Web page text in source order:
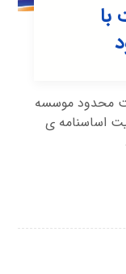
محدود موسسه
اساسنامه ی